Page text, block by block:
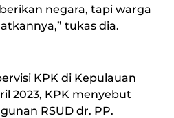
negara, tapi warga
tukas dia.
KPK di Kepulauan
2023, KPK menyebut
RSUD dr. PP.